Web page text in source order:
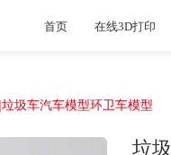
首页 在线3D打印
圾车汽车模型环卫车模型
垃